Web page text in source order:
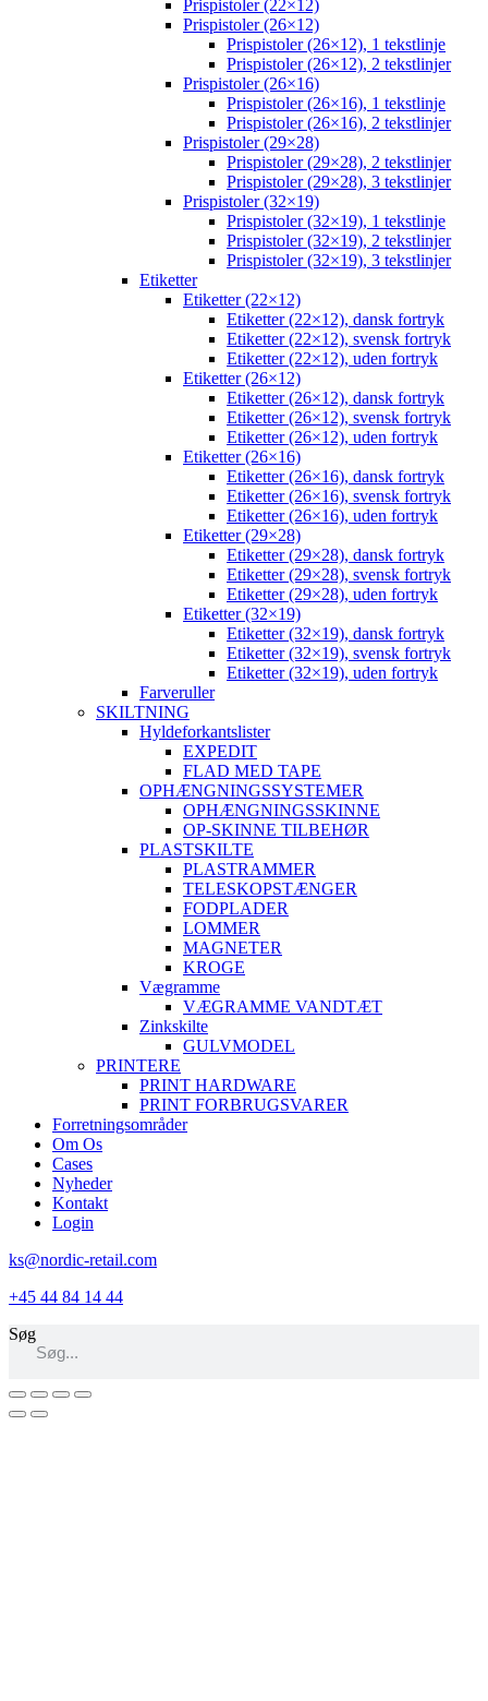
Prispistoler (22×12)
Prispistoler (26×12)
Prispistoler (26×12), 1 tekstlinje
Prispistoler (26×12), 2 tekstlinjer
Prispistoler (26×16)
Prispistoler (26×16), 1 tekstlinje
Prispistoler (26×16), 2 tekstlinjer
Prispistoler (29×28)
Prispistoler (29×28), 2 tekstlinjer
Prispistoler (29×28), 3 tekstlinjer
Prispistoler (32×19)
Prispistoler (32×19), 1 tekstlinje
Prispistoler (32×19), 2 tekstlinjer
Prispistoler (32×19), 3 tekstlinjer
Etiketter
Etiketter (22×12)
Etiketter (22×12), dansk fortryk
Etiketter (22×12), svensk fortryk
Etiketter (22×12), uden fortryk
Etiketter (26×12)
Etiketter (26×12), dansk fortryk
Etiketter (26×12), svensk fortryk
Etiketter (26×12), uden fortryk
Etiketter (26×16)
Etiketter (26×16), dansk fortryk
Etiketter (26×16), svensk fortryk
Etiketter (26×16), uden fortryk
Etiketter (29×28)
Etiketter (29×28), dansk fortryk
Etiketter (29×28), svensk fortryk
Etiketter (29×28), uden fortryk
Etiketter (32×19)
Etiketter (32×19), dansk fortryk
Etiketter (32×19), svensk fortryk
Etiketter (32×19), uden fortryk
Farveruller
SKILTNING
Hyldeforkantslister
EXPEDIT
FLAD MED TAPE
OPHÆNGNINGSSYSTEMER
OPHÆNGNINGSSKINNE
OP-SKINNE TILBEHØR
PLASTSKILTE
PLASTRAMMER
TELESKOPSTÆNGER
FODPLADER
LOMMER
MAGNETER
KROGE
Vægramme
VÆGRAMME VANDTÆT
Zinkskilte
GULVMODEL
PRINTERE
PRINT HARDWARE
PRINT FORBRUGSVARER
Forretningsområder
Om Os
Cases
Nyheder
Kontakt
Login
ks@nordic-retail.com
+45 44 84 14 44
Søg